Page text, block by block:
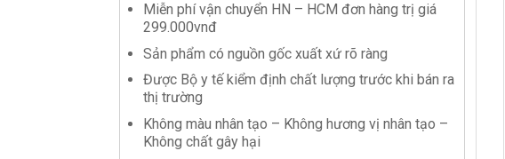
Miễn phí vận chuyển HN – HCM đơn hàng trị giá
299.000vnđ
Sản phẩm có nguồn gốc xuất xứ rõ ràng
Được Bộ y tế kiểm định chất lượng trước khi bán ra
thị trường
Không màu nhân tạo – Không hương vị nhân tạo –
Không chất gây hại